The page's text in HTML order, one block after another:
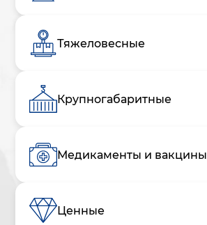
Тяжеловесные
Крупногабаритные
Медикаменты и вакцины
Ценные